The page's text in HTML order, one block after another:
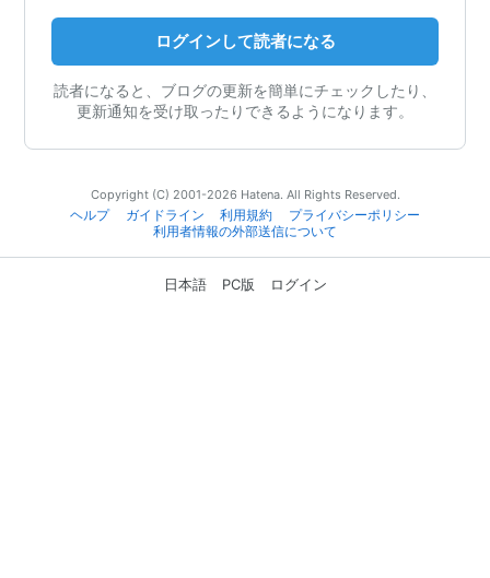
ログインして読者になる
読者になると、ブログの更新を簡単にチェックしたり、
更新通知を受け取ったりできるようになります。
Copyright (C) 2001-2026 Hatena. All Rights Reserved.
ヘルプ
ガイドライン 利用規約
プライバシーポリシー
利用者情報の外部送信について
日本語 PC版 ログイン